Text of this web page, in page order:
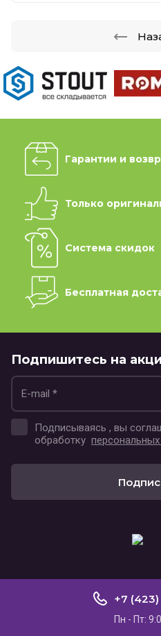
Гарантии и
Только
Система скидок
Бесплатная
Подпишитесь на
Подписываясь , вы
обработку
+7
Пн - Пт: